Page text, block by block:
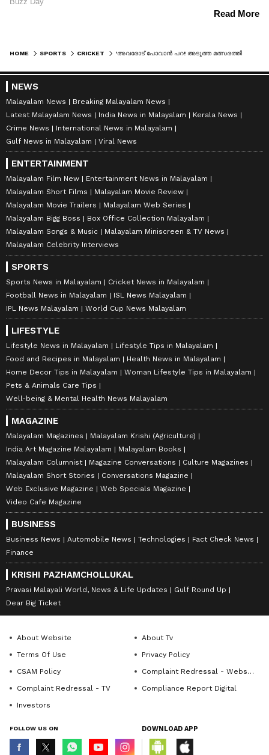
HOME SPORTS CRICKET
NEWS
Malayalam News
Breaking Malayalam News
Latest Malayalam News
India News in Malayalam
Kerala News
Crime News
International News in Malayalam
Gulf News in Malayalam
Viral News
ENTERTAINMENT
Malayalam Film New
Entertainment News in Malayalam
Malayalam Short Films
Malayalam Movie Review
Malayalam Movie Trailers
Malayalam Web Series
Malayalam Bigg Boss
Box Office Collection Malayalam
Malayalam Songs & Music
Malayalam Miniscreen & TV News
Malayalam Celebrity Interviews
SPORTS
Sports News in Malayalam
Cricket News in Malayalam
Football News in Malayalam
ISL News Malayalam
IPL News Malayalam
World Cup News Malayalam
LIFESTYLE
Lifestyle News in Malayalam
Lifestyle Tips in Malayalam
Food and Recipes in Malayalam
Health News in Malayalam
Home Decor Tips in Malayalam
Woman Lifestyle Tips in Malayalam
Pets & Animals Care Tips
Well-being & Mental Health News Malayalam
MAGAZINE
Malayalam Magazines
Malayalam Krishi (Agriculture)
India Art Magazine Malayalam
Malayalam Books
Malayalam Columnist
Magazine Conversations
Culture Magazines
Malayalam Short Stories
Conversations Magazine
Web Exclusive Magazine
Web Specials Magazine
Video Cafe Magazine
BUSINESS
Business News Automobile News Technologies
Fact Check News
Finance
KRISHI PAZHAMCHOLLUKAL
Pravasi Malayali World, News & Life Updates
Gulf Round Up
Dear Big Ticket
About Website
About Tv
Terms Of Use
Privacy Policy
CSAM Policy
Complaint Redressal - Website
Complaint Redressal - TV
Compliance Report Digital
Investors
FOLLOW US ON DOWNLOAD APP